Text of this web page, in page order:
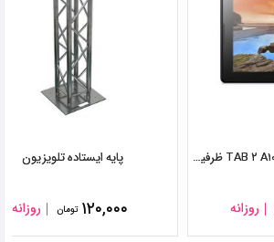
تبلت لنوو مدل TAB ۲ A۱۰-۷۰L LTE ظرفیت ۱۶ گیگابایت
روزانه
پایه ایستاده تلویزیون
۱۲۰,۰۰۰ تومان روزانه